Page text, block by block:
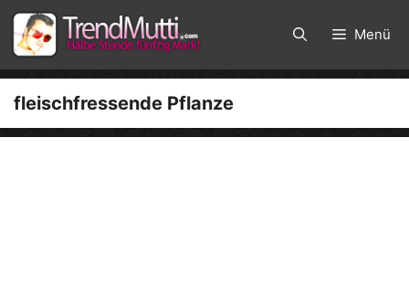
Zum
Inhalt
springen
Menü
fleischfressende Pflanze